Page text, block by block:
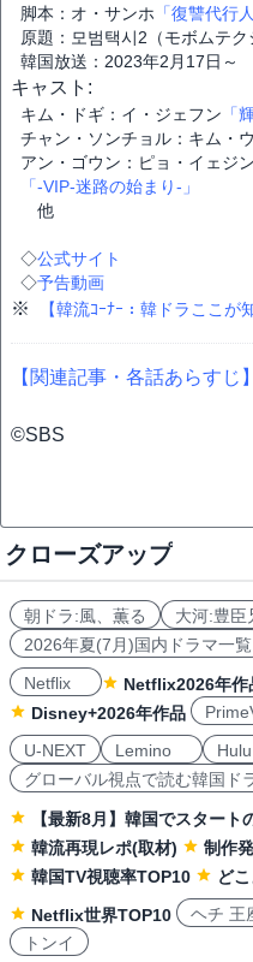
脚本：オ・サンホ 「復讐代行
原題：모범택시2（モボムテク
韓国放送：2023年2月17日～
キャスト:
キム・ドギ：イ・ジェフン 「
チャン・ソンチョル：キム・
アン・ゴウン：ピョ・イェジン
「-VIP-迷路の始まり-」
他
◇公式サイト
◇予告動画
※ 【韓流ｺｰﾅｰ：韓ドラここが
【関連記事・各話あらすじ】
©SBS
クローズアップ
朝ドラ:風、薫る 大河:豊臣
2026年夏(7月)国内ドラマ一覧
Netflix
Netflix2026年作
Disney+2026年作品
U-NEXT
Lemino
グローバル視点で読む韓国ド
【最新8月】韓国でスタート
韓流再現レポ(取材)
制作
韓国TV視聴率TOP10
ど
Netflix世界TOP10
ヘチ 王
トンイ